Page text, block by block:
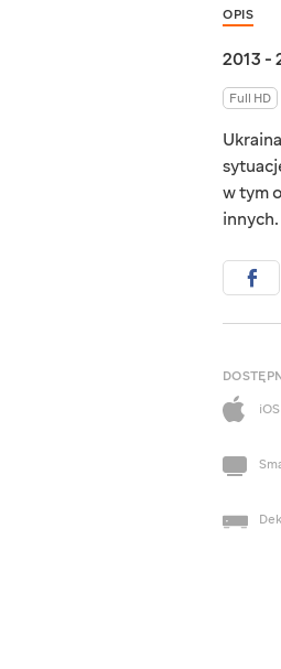
OPIS
2013 -
Full HD
w tym
innych.
iOS